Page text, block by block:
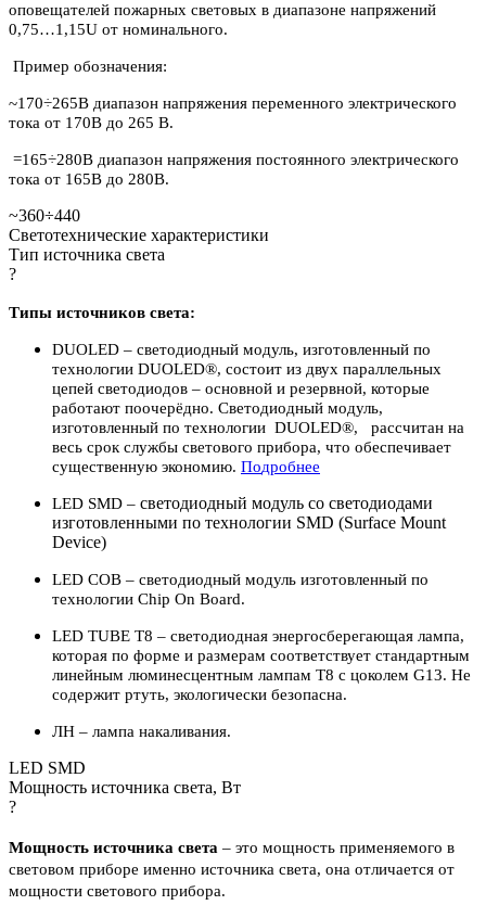
оповещателей пожарных световых в диапазоне напряжений
0,75…1,15U от номинального.
Пример обозначения:
~170÷265В диапазон напряжения переменного электрического
тока от 170В до 265 В.
=165÷280В диапазон напряжения постоянного электрического
тока от 165В до 280В.
~360÷440
Светотехнические характеристики
Тип источника света
?
Типы источников света:
DUOLED – светодиодный модуль, изготовленный по
технологии DUOLED®, состоит из двух параллельных
цепей светодиодов – основной и резервной, которые
работают поочерёдно. Светодиодный модуль,
изготовленный по технологии DUOLED®, рассчитан на
весь срок службы светового прибора, что обеспечивает
существенную экономию. Подробнее
LED SMD – светодиодный модуль со светодиодами
изготовленными по технологии SMD (Surface Mount
Device)
LED COB – светодиодный модуль изготовленный по
технологии Chip On Board.
LED TUBE T8 – светодиодная энергосберегающая лампа,
которая по форме и размерам соответствует стандартным
линейным люминесцентным лампам Т8 с цоколем G13. Не
содержит ртуть, экологически безопасна.
ЛН – лампа накаливания.
LED SMD
Мощность источника света, Вт
?
Мощность источника света – это мощность применяемого в
световом приборе именно источника света, она отличается от
мощности светового прибора.